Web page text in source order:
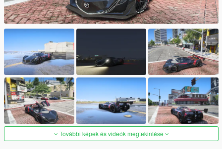
További képek és videók megtekintése